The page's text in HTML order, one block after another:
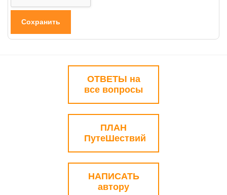
ОТВЕТЫ на
все вопросы
ПЛАН
ПутеШествий
НАПИСАТЬ
автору